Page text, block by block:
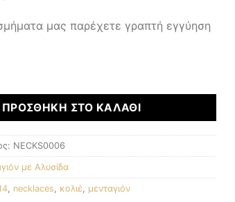
μας παρέχετε γραπτή εγγύηση
ποσότητα
ΠΡΟΣΘΉΚΗ ΣΤΟ ΚΑΛΆΘΙ
NECKS0006
με Αλυσίδα
, necklaces, κολιέ, μενταγιόν